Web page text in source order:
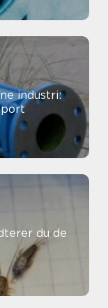
industri: